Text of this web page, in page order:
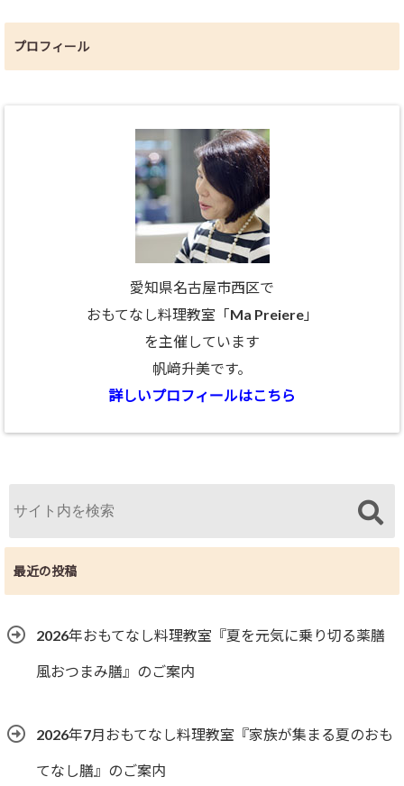
プロフィール
愛知県名古屋市西区で
おもてなし料理教室「Ma Preiere」
を主催しています
帆﨑升美です。
詳しいプロフィールはこちら
最近の投稿
2026年おもてなし料理教室『夏を元気に乗り切る薬膳
風おつまみ膳』のご案内
2026年7月おもてなし料理教室『家族が集まる夏のおも
てなし膳』のご案内